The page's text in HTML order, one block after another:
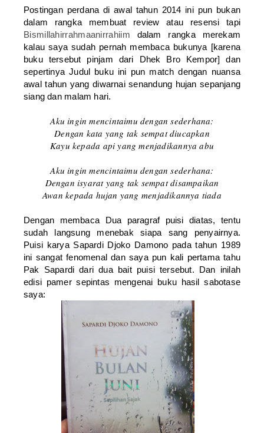
Postingan perdana di awal tahun 2014 ini pun bukan
dalam rangka membuat review atau resensi tapi
Bismillahirrahmaanirrahiim dalam rangka merekam
kalau saya sudah pernah membaca bukunya [karena
buku tersebut pinjam dari Dhek Bro Kempor] dan
sepertinya Judul buku ini pun match dengan nuansa
awal tahun yang diwarnai senandung hujan sepanjang
siang dan malam hari.
Aku ingin mencintaimu dengan sederhana:
Dengan kata yang tak sempat diucapkan
Kayu kepada api yang menjadikannya abu
Aku ingin mencintaimu dengan sederhana:
Dengan isyarat yang tak sempat disampaikan
Awan kepada hujan yang menjadikannya tiada
Dengan membaca Dua paragraf puisi diatas, tentu
sudah langsung menebak siapa sang penyairnya.
Puisi karya Sapardi Djoko Damono pada tahun 1989
ini sangat fenomenal dan saya pun kali pertama tahu
Pak Sapardi dari dua bait puisi tersebut. Dan inilah
edisi pamer sepintas mengenai buku hasil sabotase
saya: